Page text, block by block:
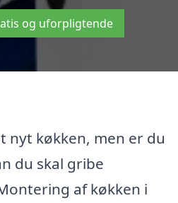
og uforpligtende
nyt køkken, men er du
du skal gribe
af køkken i